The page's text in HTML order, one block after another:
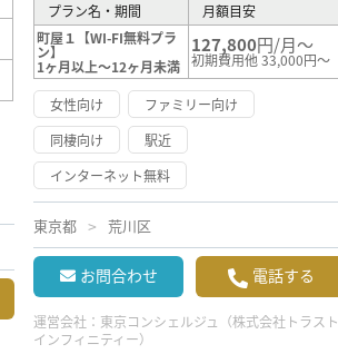
プラン名・期間
月額目安
町屋１【WI-FI無料プラ
ン】
1ヶ月以上～12ヶ月未満
127,800円/月～
初期費用他 33,000円～
女性向け
ファミリー向け
同棲向け
駅近
インターネット無料
東京都 荒川区
お問合わせ 電話する
運営会社： 東京コンシェルジュ（株式会社トラスト
インフィニティー）